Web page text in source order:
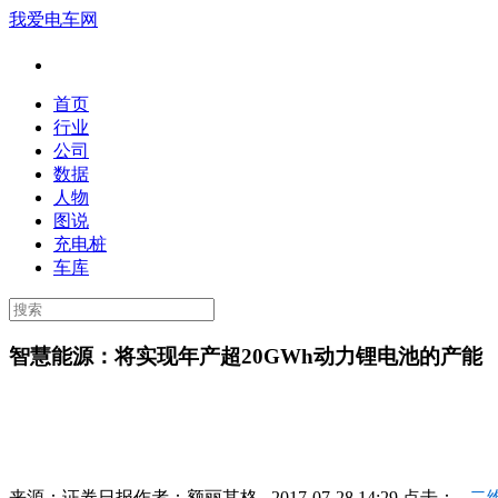
我爱电车网
首页
行业
公司
数据
人物
图说
充电桩
车库
智慧能源：将实现年产超20GWh动力锂电池的产能